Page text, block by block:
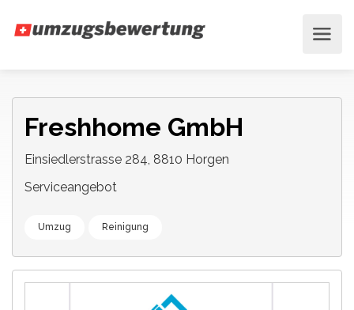
Freshhome GmbH
Einsiedlerstrasse 284, 8810 Horgen
Serviceangebot
Umzug Reinigung